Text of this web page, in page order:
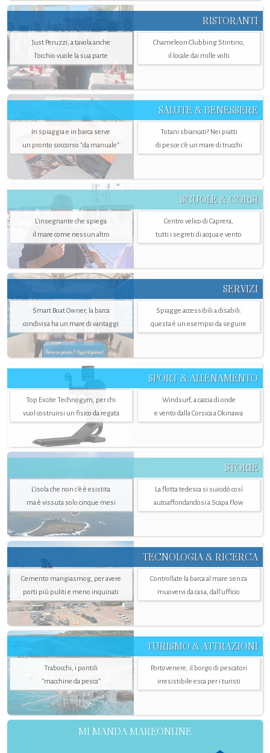
RISTORANTI
Just Peruzzi, a tavola anche
l’occhio vuole la sua parte
Chameleon Clubbing Stintino,
il locale dai mille volti
SALUTE & BENESSERE
In spiaggia e in barca serve
un pronto soccorso "da manuale"
Totani sbiancati? Nei piatti
di pesce c'è un mare di trucchi
SCUOLE & CORSI
L'insegnante che spiega
il mare come nessun altro
Centro velico di Caprera,
tutti i segreti di acqua e vento
SERVIZI
Smart Boat Owner, la barca
condivisa ha un mare di vantaggi
Spiagge accessibili a disabili:
questa è un esempio da seguire
SPORT & ALLENAMENTO
Top Excite Technogym, per chi
vuol costruirsi un fisico da regata
Windsurf, a caccia di onde
e vento dalla Corsica a Okinawa
STORIE
L’isola che non c'è è esistita
ma è vissuta solo cinque mesi
La flotta tedesca si suicidò così
autoaffondandosi a Scapa Flow
TECNOLOGIA & RICERCA
Cemento mangiasmog, per avere
porti più puliti e meno inquinati
Controllate la barca al mare senza
muovervi da casa, dall’ufficio
TURISMO & ATTRAZIONI
Trabocchi, i pontili
"macchine da pesca"
Portovenere, il borgo di pescatori
irresistibile esca per i turisti
MI MANDA MAREONLINE